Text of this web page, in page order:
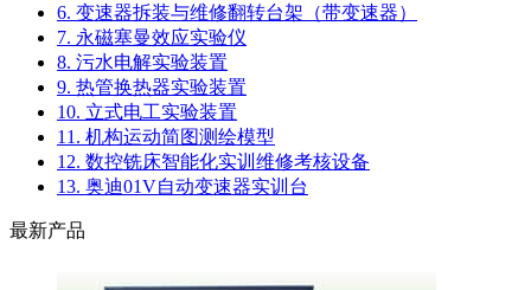
6. 变速器拆装与维修翻转台架（带变速器）
7. 永磁塞曼效应实验仪
8. 污水电解实验装置
9. 热管换热器实验装置
10. 立式电工实验装置
11. 机构运动简图测绘模型
12. 数控铣床智能化实训维修考核设备
13. 奥迪01V自动变速器实训台
最新产品